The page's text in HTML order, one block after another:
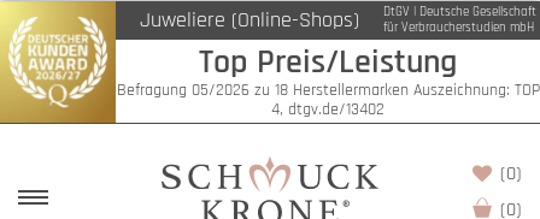
Juweliere (Online-Shops)
DtGV | Deutsche Gesellschaft
für Verbraucherstudien mbH
Top Preis/Leistung
Befragung 05/2026 zu 18 Herstellermarken Auszeichnung: TOP
4, dtgv.de/13402
(0)
(0)